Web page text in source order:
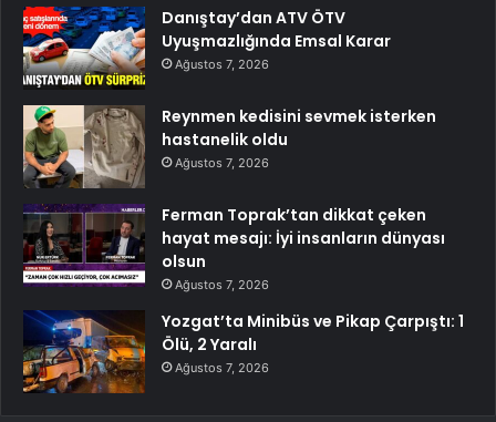
Danıştay’dan ATV ÖTV
Uyuşmazlığında Emsal Karar
Ağustos 7, 2026
Reynmen kedisini sevmek isterken
hastanelik oldu
Ağustos 7, 2026
Ferman Toprak’tan dikkat çeken
hayat mesajı: İyi insanların dünyası
olsun
Ağustos 7, 2026
Yozgat’ta Minibüs ve Pikap Çarpıştı: 1
Ölü, 2 Yaralı
Ağustos 7, 2026